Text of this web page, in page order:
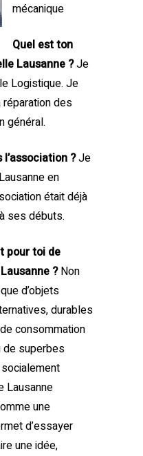
mécanique
Quel est ton
Lausanne ?Je
Logistique. Je
réparation des
général.
?Je
en
était déjà
ses débuts.
pour toi de
?Non
d’objets
durables
consommation
de superbes
Lausanne
une
d’essayer
une idée,